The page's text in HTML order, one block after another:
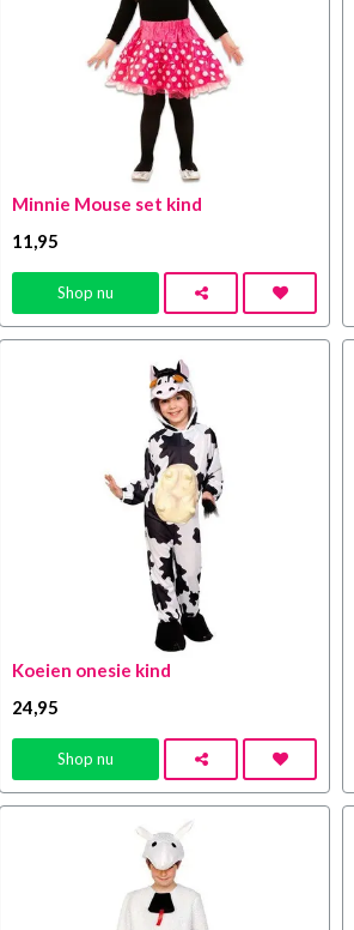
Minnie Mouse set kind
11 ,95
Shop nu
Koeien onesie kind
24,95
Shop nu